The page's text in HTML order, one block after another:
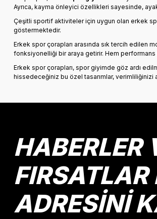
Ayrıca, kayma önleyici özellikleri sayesinde,
Çeşitli sportif aktiviteler için uygun olan erkek
göstermektedir.
Erkek spor çorapları arasında sık tercih edilen
fonksiyonelliği bir araya getirir. Hem
Erkek spor çorapları, spor giyimde göz ardı
hissedeceğiniz bu özel tasarımlar,
HABERLER
ADRESİNİ